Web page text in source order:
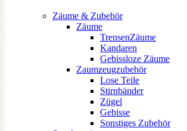
Zäume & Zubehör
Zäume
TrensenZäume
Kandaren
Gebissloze Zäume
Zaumzeugzubehör
Lose Teile
Stirnbänder
Zügel
Gebisse
Sonstiges Zubehör